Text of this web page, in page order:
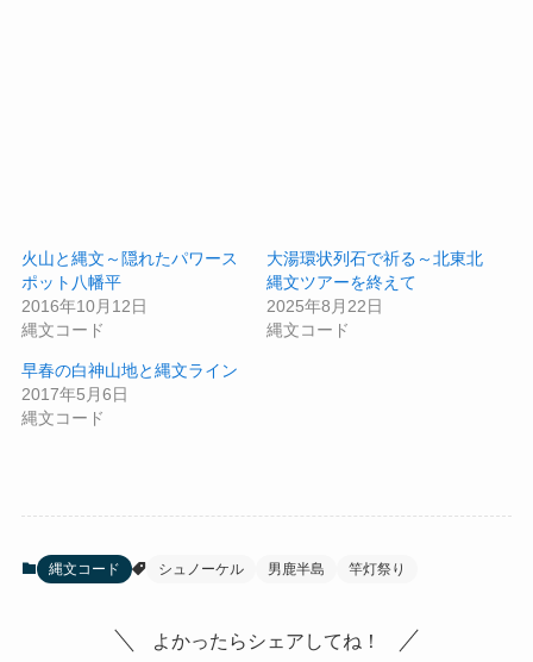
火山と縄文～隠れたパワース
ポット八幡平
2016年10月12日
縄文コード
大湯環状列石で祈る～北東北
縄文ツアーを終えて
2025年8月22日
縄文コード
早春の白神山地と縄文ライン
2017年5月6日
縄文コード
縄文コード シュノーケル 男鹿半島 竿灯祭り
よかったらシェアしてね！